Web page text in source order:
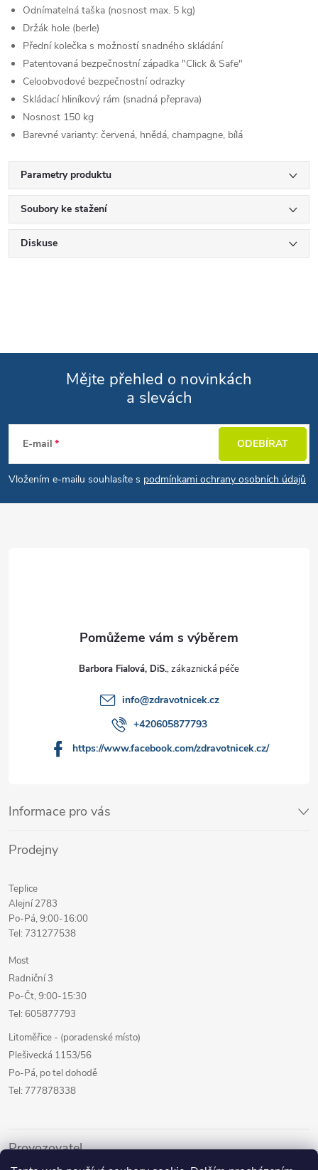
Odnímatelná taška (nosnost max. 5 kg)
Držák hole (berle)
Přední kolečka s možností snadného skládání
Patentovaná bezpečnostní západka "Click & Safe"
Celoobvodové bezpečnostní odrazky
Skládací hliníkový rám (snadná přeprava)
Nosnost 150 kg
Barevné varianty: červená, hnědá, champagne, bílá
Parametry produktu
Soubory ke stažení
Diskuse
Mějte přehled o novinkách
a slevách
E-mail
Vložením e-mailu souhlasíte s podmínkami ochrany osobních údajů
ODEBÍRAT
Informace pro vás
Prodejny
Teplice
Alejní 2783
Po-Pá, 9:00-16:00
Tel: 731277538
Most
Radniční 3
Po-Čt, 9:00-15:30
Tel: 605877793
Litoměřice - (poradenské místo)
Plešivecká 1153/56
Po-Pá, po tel dohodě
Tel: 777878338
Provozovatel
Barbora Fialová, DiS.
info@zdravotnicek.cz
+420605877793
https://www.facebook.com/zdravotnicek.cz/